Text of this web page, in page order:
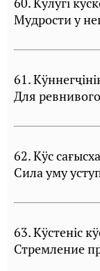
Мудрости у
61.
Для
62. Кÿс
Сила уму
63. Кÿстенiс
Стремление